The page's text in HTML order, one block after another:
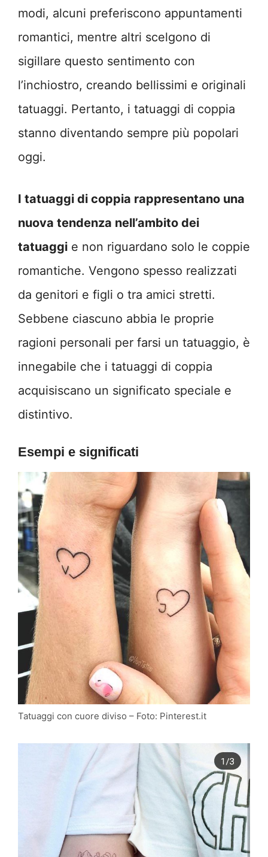
modi, alcuni preferiscono appuntamenti
romantici, mentre altri scelgono di
sigillare questo sentimento con
l’inchiostro, creando bellissimi e originali
tatuaggi. Pertanto, i tatuaggi di coppia
stanno diventando sempre più popolari
oggi.
I tatuaggi di coppia rappresentano una
nuova tendenza nell’ambito dei
tatuaggi e non riguardano solo le coppie
romantiche. Vengono spesso realizzati
da genitori e figli o tra amici stretti.
Sebbene ciascuno abbia le proprie
ragioni personali per farsi un tatuaggio, è
innegabile che i tatuaggi di coppia
acquisiscano un significato speciale e
distintivo.
Esempi e significati
Tatuaggi con cuore diviso – Foto: Pinterest.it